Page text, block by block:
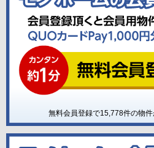
無料会員登録で15,778件の物件